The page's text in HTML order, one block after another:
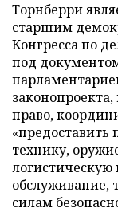
Торнберри
старшим
Конгресса по
под
право,
технику,
обслуживание,
силам